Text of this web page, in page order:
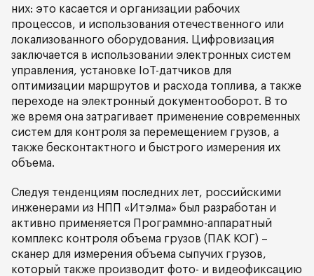
них: это касается и организации рабочих
процессов, и использования отечественного или
локализованного оборудования. Цифровизация
заключается в использовании электронных систем
управления, установке IoT-датчиков для
оптимизации маршрутов и расхода топлива, а также
переходе на электронный документооборот. В то
же время она затрагивает применение современных
систем для контроля за перемещением грузов, а
также бесконтактного и быстрого измерения их
объема.
Следуя тенденциям последних лет, российскими
инженерами из НПП «Итэлма» был разработан и
активно применяется Программно-аппаратный
комплекс контроля объема грузов (ПАК КОГ) –
сканер для измерения объема сыпучих грузов,
который также производит фото- и видеофиксацию